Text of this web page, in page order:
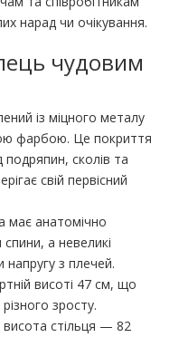
нарад чи очікування.
чудовим
із міцного металу
фарбою. Це покриття
подряпин, сколів та
свій первісний
має анатомічно
а невеликі
напругу з плечей.
висоті 47 см, що
зросту.
висота стільця — 82